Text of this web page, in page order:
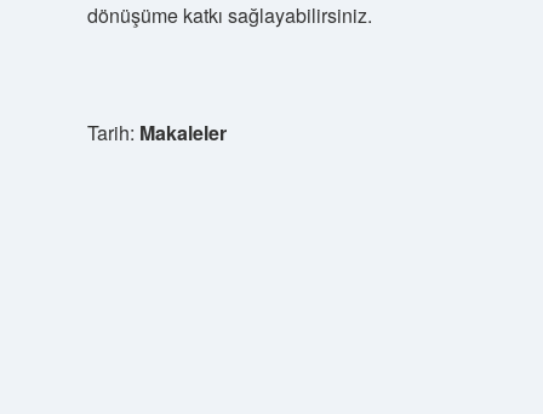
dönüşüme katkı sağlayabilirsiniz.
Tarih: Makaleler